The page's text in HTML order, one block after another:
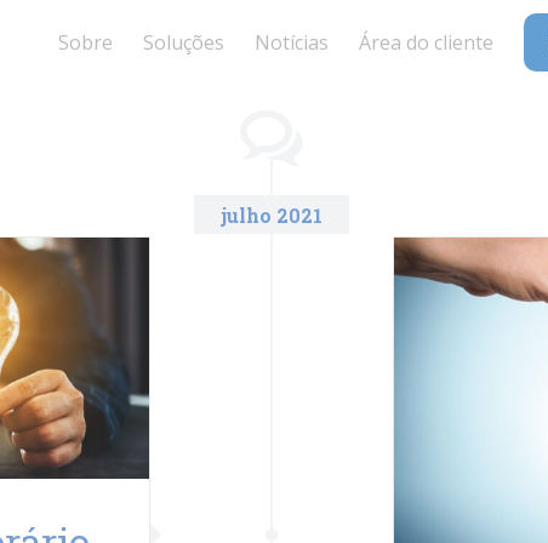
Sobre Soluções Notícias Área do cliente
julho 2021